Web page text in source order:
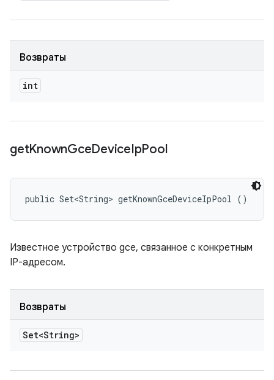
Возвраты
int
getKnownGceDeviceIpPool
public Set<String> getKnownGceDeviceIpPool ()
Известное устройство gce, связанное с конкретным
IP-адресом.
Возвраты
Set<String>